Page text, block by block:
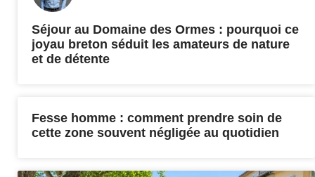
Séjour au Domaine des Ormes : pourquoi ce
joyau breton séduit les amateurs de nature
et de détente
Fesse homme : comment prendre soin de
cette zone souvent négligée au quotidien